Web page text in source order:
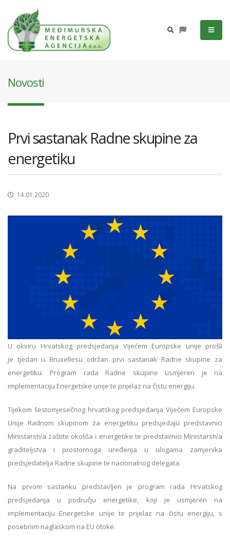
Novosti
Prvi sastanak Radne skupine za
energetiku
14.01.2020
U okviru Hrvatskog predsjedanja Vijećem Europske unije prošli
je tjedan u Bruxellesu održan prvi sastanak Radne skupine za
energetiku. Program rada Radne skupine usmjeren je na
implementaciju Energetske unije te prijelaz na čistu energiju.
Tijekom šestomjesečnog hrvatskog predsjedanja Vijećem Europske
Unije Radnom skupinom za energetiku predsjedaju predstavnici
Ministarstva zaštite okoliša i energetike te predstavnici Ministarstva
graditeljstva i prostornoga uređenja u ulogama zamjenika
predsjedatelja Radne skupine te nacionalnog delegata.
Na prvom sastanku predstavljen je program rada Hrvatskog
predsjedanja u području energetike, koji je usmjeren na
implementaciju Energetske unije te prijelaz na čistu energiju, s
posebnim naglaskom na EU otoke.